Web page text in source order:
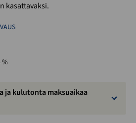
kasattavaksi.
%
ja kulutonta maksuaikaa